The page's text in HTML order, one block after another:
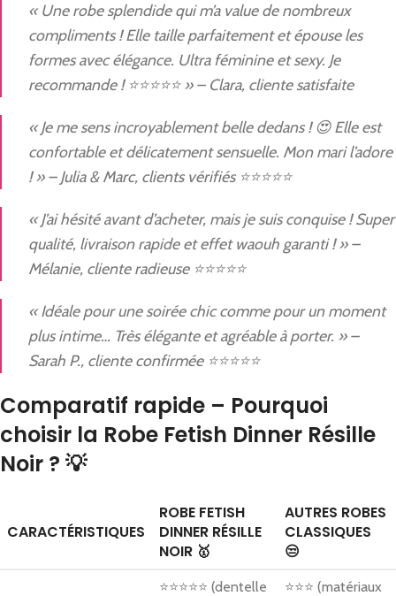
« Une robe splendide qui m’a value de nombreux
compliments ! Elle taille parfaitement et épouse les
formes avec élégance. Ultra féminine et sexy. Je
recommande ! ⭐⭐⭐⭐⭐ » – Clara, cliente satisfaite
« Je me sens incroyablement belle dedans ! 😍 Elle est
confortable et délicatement sensuelle. Mon mari l’adore
! » – Julia & Marc, clients vérifiés ⭐⭐⭐⭐⭐
« J’ai hésité avant d’acheter, mais je suis conquise ! Super
qualité, livraison rapide et effet waouh garanti ! » –
Mélanie, cliente radieuse ⭐⭐⭐⭐⭐
« Idéale pour une soirée chic comme pour un moment
plus intime… Très élégante et agréable à porter. » –
Sarah P., cliente confirmée ⭐⭐⭐⭐⭐
Comparatif rapide – Pourquoi
choisir la Robe Fetish Dinner Résille
Noir ? 💡
CARACTÉRISTIQUES
ROBE FETISH
DINNER RÉSILLE
NOIR 🥇
AUTRES ROBES
CLASSIQUES
😒
⭐⭐⭐⭐⭐ (dentelle
⭐⭐⭐ (matériaux